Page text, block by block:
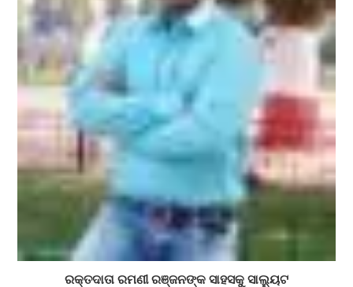
ରକ୍ତଦାତା ରମଣୀ ରଞ୍ଜନଙ୍କ ସାହସକୁ ସାଲ୍ୟୁଟ